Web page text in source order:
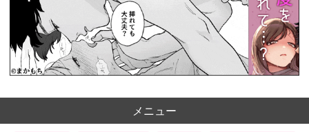
メニュー